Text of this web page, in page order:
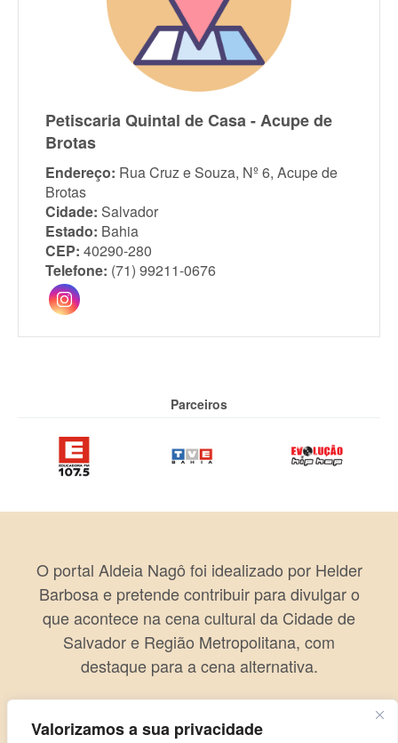
Valorizamos a sua privacidade
Petiscaria Quintal de Casa - Acupe de
Brotas
Endereço: Rua Cruz e Souza, Nº 6, Acupe de
Brotas
Cidade: Salvador
Estado: Bahia
CEP: 40290-280
Telefone: (71) 99211-0676
Parceiros
O portal Aldeia Nagô foi idealizado por Helder
Barbosa e pretende contribuir para divulgar o
que acontece na cena cultural da Cidade de
Salvador e Região Metropolitana, com
destaque para a cena alternativa.